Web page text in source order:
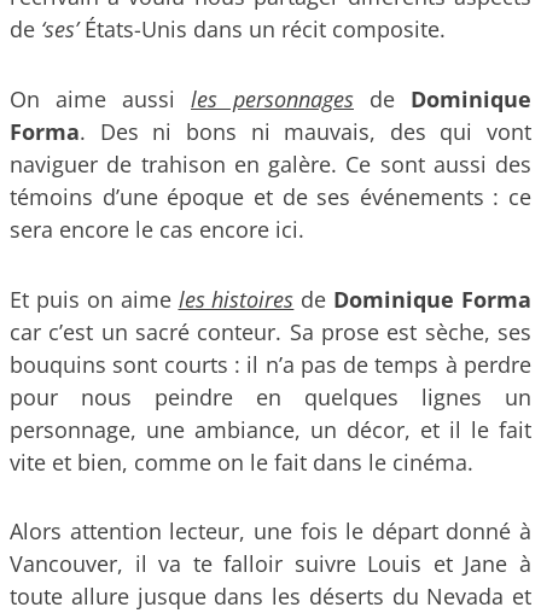
de ‘ses’États-Unis dans un récit composite.
On aime aussi les personnages de Dominique
Forma. Des ni bons ni mauvais, des qui vont
naviguer de trahison en galère. Ce sont aussi des
témoins d’une époque et de ses événements : ce
sera encore le cas encore ici.
Et puis on aime les histoires de Dominique Forma
car c’est un sacré conteur. Sa prose est sèche, ses
bouquins sont courts : il n’a pas de temps à perdre
pour nous peindre en quelques lignes un
personnage, une ambiance, un décor, et il le fait
vite et bien, comme on le fait dans le cinéma.
Alors attention lecteur, une fois le départ donné à
Vancouver, il va te falloir suivre Louis et Jane à
toute allure jusque dans les déserts du Nevada et